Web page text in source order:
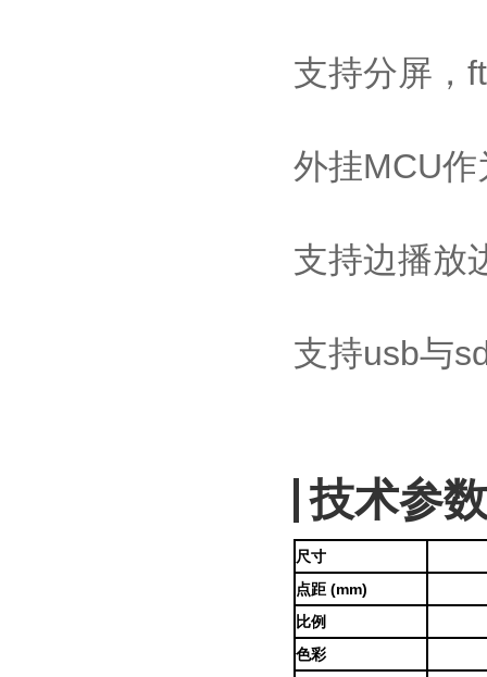
支持分屏，
外挂MCU
支持边播放
支持usb与
技术参数
尺寸
点距 (mm)
比例
色彩